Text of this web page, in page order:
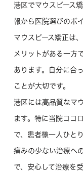
港区でマウスピース
報から医院選びのポ
マウスピース矯正は
メリットがある一方
あります。自分に合
ことが大切です。
港区には高品質なマ
ます。特に当院ココ
で、患者様一人ひと
痛みの少ない治療へ
で、安心して治療を